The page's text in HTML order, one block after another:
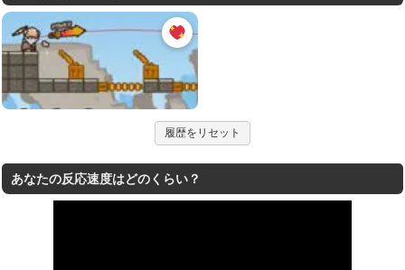
履歴をリセット
あなたの反応速度はどのくらい？